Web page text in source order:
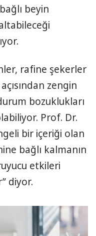
beyin
rafine şekerler
zengin
bozuklukları
Prof. Dr.
bir içeriği olan
bağlı kalmanın
etkileri
diyor.